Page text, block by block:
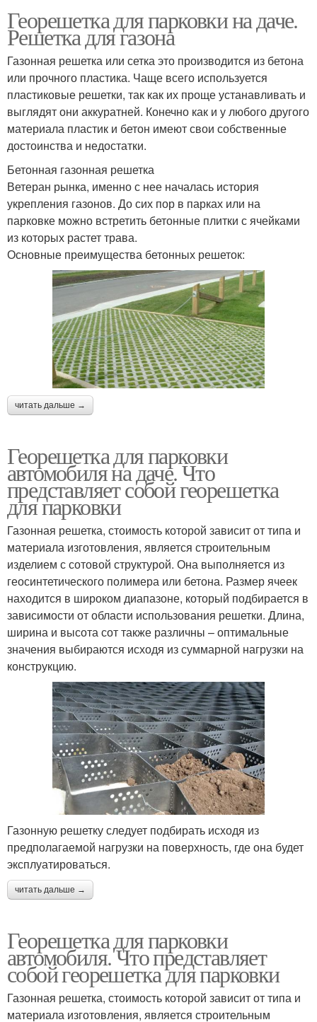
Георешетка для парковки на даче.
Решетка для газона
Газонная решетка или сетка это производится из бетона
или прочного пластика. Чаще всего используется
пластиковые решетки, так как их проще устанавливать и
выглядят они аккуратней. Конечно как и у любого другого
материала пластик и бетон имеют свои собственные
достоинства и недостатки.
Бетонная газонная решетка
Ветеран рынка, именно с нее началась история
укрепления газонов. До сих пор в парках или на
парковке можно встретить бетонные плитки с ячейками
из которых растет трава.
Основные преимущества бетонных решеток:
читать дальше →
Георешетка для парковки
автомобиля на даче. Что
представляет собой георешетка
для парковки
Газонная решетка, стоимость которой зависит от типа и
материала изготовления, является строительным
изделием с сотовой структурой. Она выполняется из
геосинтетического полимера или бетона. Размер ячеек
находится в широком диапазоне, который подбирается в
зависимости от области использования решетки. Длина,
ширина и высота сот также различны – оптимальные
значения выбираются исходя из суммарной нагрузки на
конструкцию.
Газонную решетку следует подбирать исходя из
предполагаемой нагрузки на поверхность, где она будет
эксплуатироваться.
читать дальше →
Георешетка для парковки
автомобиля. Что представляет
собой георешетка для парковки
Газонная решетка, стоимость которой зависит от типа и
материала изготовления, является строительным